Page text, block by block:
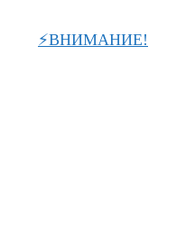
⚡ВНИМАНИЕ!